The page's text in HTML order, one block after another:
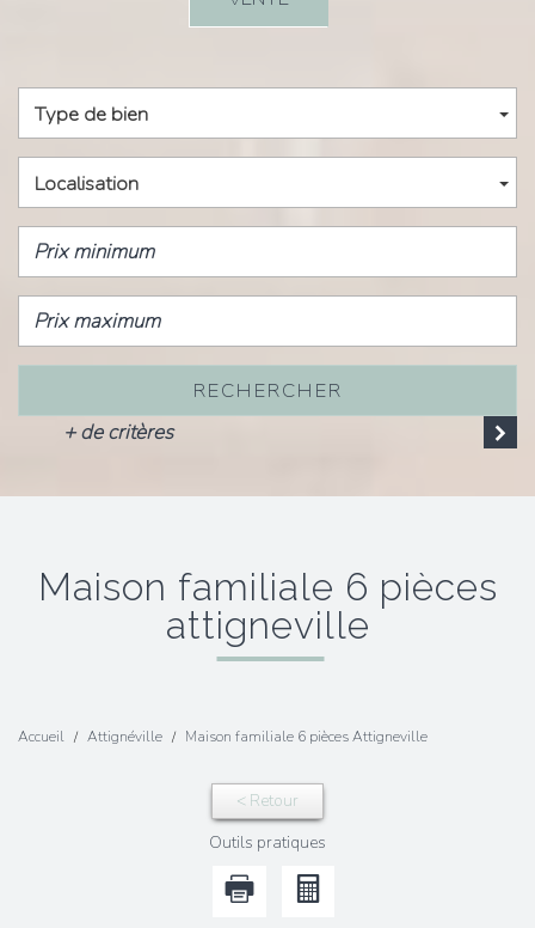
Type de bien
Localisation
RECHERCHER
+ de critères
maison familiale 6 pièces
attigneville
Accueil Attignéville Maison familiale 6 pièces Attigneville
< Retour
Outils pratiques